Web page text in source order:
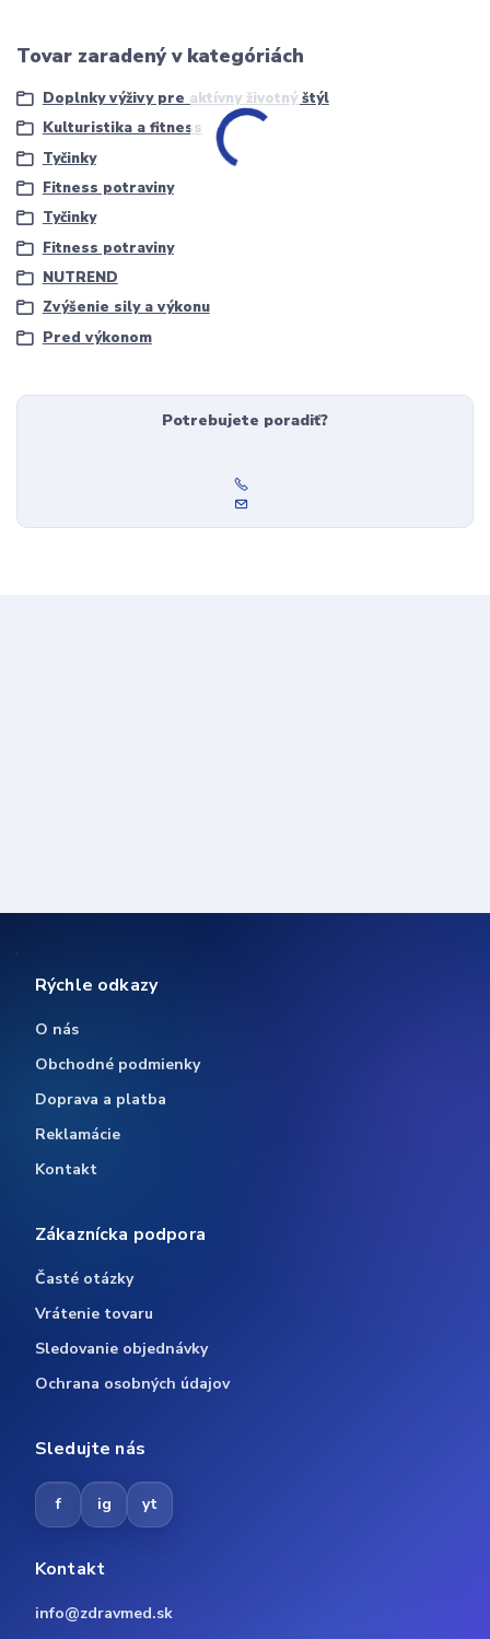
Tovar zaradený v kategóriách
Doplnky výživy pre aktívny životný štýl
Kulturistika a fitness
Tyčinky
Fitness potraviny
Tyčinky
Fitness potraviny
NUTREND
Zvýšenie sily a výkonu
Pred výkonom
Potrebujete poradiť?
Rýchle odkazy
O nás
Obchodné podmienky
Doprava a platba
Reklamácie
Kontakt
Zákaznícka podpora
Časté otázky
Vrátenie tovaru
Sledovanie objednávky
Ochrana osobných údajov
Sledujte nás
f ig yt
Kontakt
info@zdravmed.sk